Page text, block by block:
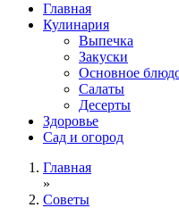
Главная
Кулинария
Выпечка
Закуски
Основное
Салаты
Десерты
Здоровье
Сад и огород
Главная
»
Советы